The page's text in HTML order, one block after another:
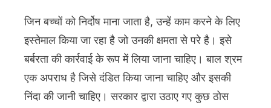
जिन बच्चों को निर्दोष माना जाता है, उन्हें काम करने के लिए
इस्तेमाल किया जा रहा है जो उनकी क्षमता से परे है। इसे
बर्बरता की कार्रवाई के रूप में लिया जाना चाहिए। बाल श्रम
एक अपराध है जिसे दंडित किया जाना चाहिए और इसकी
निंदा की जानी चाहिए। सरकार द्वारा उठाए गए कुछ ठोस